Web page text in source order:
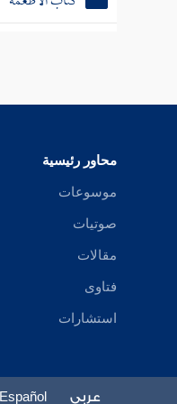
كتاب الأشربة
محاور رئيسية
موسوعات
صوتيات
مقالات
فتاوى
استشارات
عربي Español